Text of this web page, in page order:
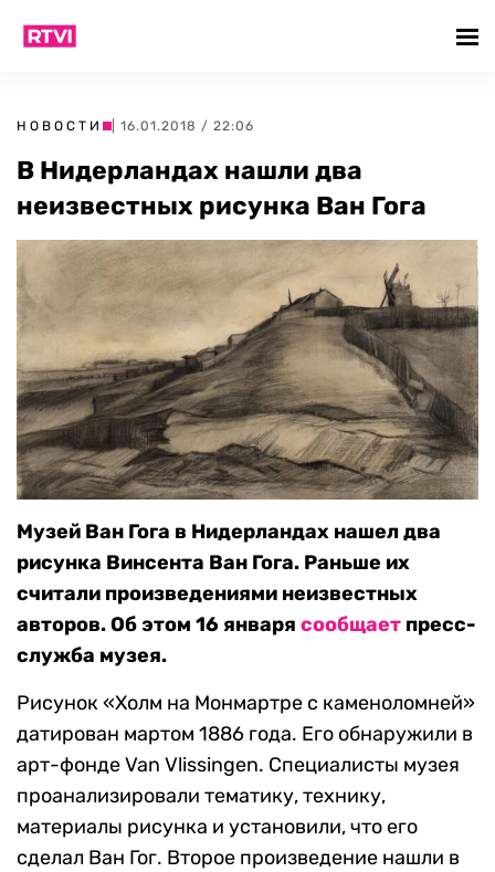
НОВОСТИ | 16.01.2018 / 22:06
В Нидерландах нашли два
неизвестных рисунка Ван Гога
Музей Ван Гога в Нидерландах нашел два
рисунка Винсента Ван Гога. Раньше их
считали произведениями неизвестных
авторов. Об этом 16 января сообщает пресс-
служба музея.
Рисунок «Холм на Монмартре с каменоломней»
датирован мартом 1886 года. Его обнаружили в
арт-фонде Van Vlissingen. Специалисты музея
проанализировали тематику, технику,
материалы рисунка и установили, что его
сделал Ван Гог. Второе произведение нашли в